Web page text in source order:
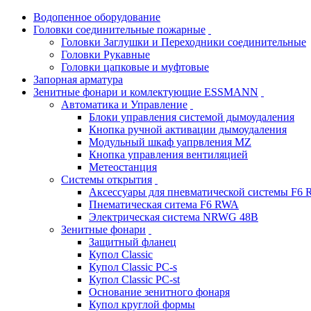
Водопенное оборудование
Головки соединительные пожарные
Головки Заглушки и Переходники соединительные
Головки Рукавные
Головки цапковые и муфтовые
Запорная арматура
Зенитные фонари и комлектующие ESSMANN
Автоматика и Управление
Блоки управления системой дымоудаления
Кнопка ручной активации дымоудаления
Модульный шкаф уапрвления MZ
Кнопка управления вентиляцией
Метеостанция
Системы открытия
Аксессуары для пневматической системы F6
Пнематическая ситема F6 RWA
Электрическая система NRWG 48В
Зенитные фонари
Защитный фланец
Купол Classic
Купол Classic PC-s
Купол Classic PC-st
Основание зенитного фонаря
Купол круглой формы